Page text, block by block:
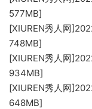
577MB]
[XIUREN秀人网
748MB]
[XIUREN秀人网
934MB]
[XIUREN秀人网
648MB]